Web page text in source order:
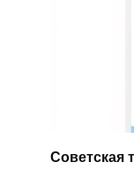
Советская